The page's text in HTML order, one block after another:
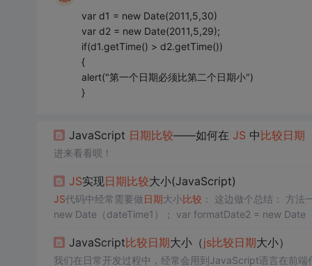
var d1 = new Date(2011,5,30)
var d2 = new Date(2011,5,29);
if(d1.getTime() > d2.getTime())
{
alert("第一个日期必须比第二个日期小")
}
JavaScript 日期比较——如何在 JS 中 比较日期
进来看看呗！
JS实现日期比较大小(JavaScript)
JS代码中经常需要做日期大小比较： 这边做个总结： 方法一：
JavaScript比较日期大小（js比较日期大小）
我们在日常开发过程中，经常会用到JavaScript语言在前端